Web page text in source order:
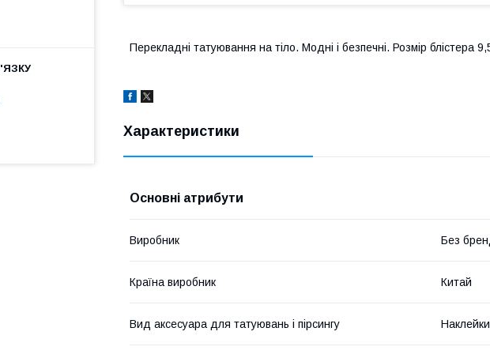
Перекладні татуювання на тіло. Модні і безпечні. Розмір блістера
Характеристики
Основні атрибути
Виробник Без
Країна виробник Китай
Вид аксесуара для татуювань і пірсингу